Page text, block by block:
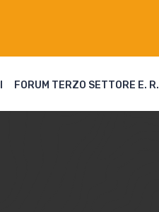
FORUM TERZO SETTORE E. R.